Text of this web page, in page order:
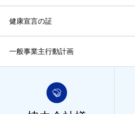
健康宣言の証
一般事業主行動計画